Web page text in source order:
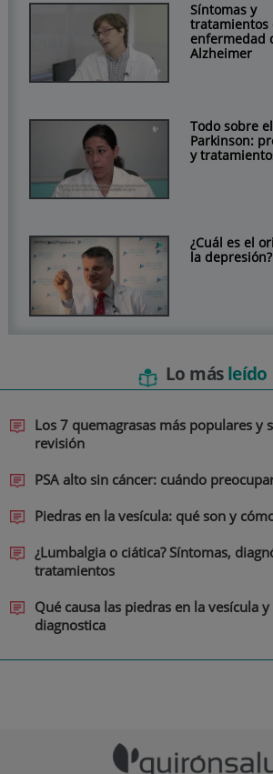
Síntomas y
tratamientos
enfermedad
Alzheimer
Todo sobre el
Parkinson:
y
¿Cuál es el
la depresión?
Lo másleído
Los 7 quemagrasas más populares y
revisión
PSA alto sin cáncer: cuándo
Piedras en la vesícula: qué son y
¿Lumbalgia o ciática? Síntomas,
tratamientos
Qué causa las piedras en la vesícula
diagnostica